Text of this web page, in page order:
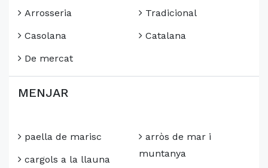
Arrosseria
Casolana
De mercat
Tradicional
Catalana
MENJAR
paella de marisc
cargols a la llauna
arròs de mar i
muntanya